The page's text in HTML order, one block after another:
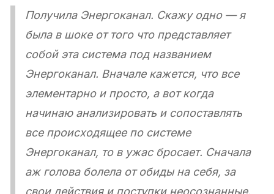
Получила Энергоканал. Скажу одно — я
была в шоке от того что представляет
собой эта система под названием
Энергоканал. Вначале кажется, что все
элементарно и просто, а вот когда
начинаю анализировать и сопоставлять
все происходящее по системе
Энергоканал, то в ужас бросает. Сначала
аж голова болела от обиды на себя, за
свои действия и поступки неосознанные.